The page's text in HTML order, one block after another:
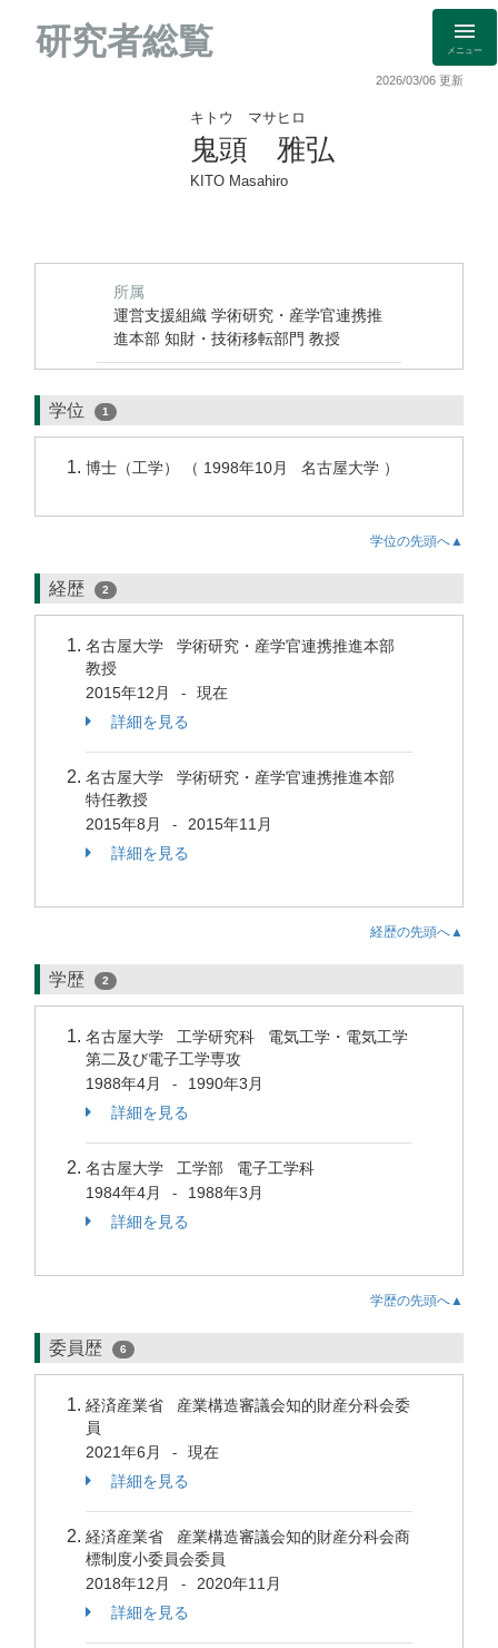
研究者総覧 メニュー
2026/03/06 更新
キトウ マサヒロ
鬼頭 雅弘
KITO Masahiro
所属
運営支援組織 学術研究・産学官連携推
進本部 知財・技術移転部門 教授
学位 1
博士（工学） （ 1998年10月 名古屋大学 ）
学位の先頭へ▲
経歴 2
名古屋大学 学術研究・産学官連携推進本部
教授
2015年12月
-
現在
詳細を見る
名古屋大学 学術研究・産学官連携推進本部
特任教授
2015年8月
-
2015年11月
詳細を見る
経歴の先頭へ▲
学歴 2
名古屋大学 工学研究科 電気工学・電気工学
第二及び電子工学専攻
1988年4月
-
1990年3月
詳細を見る
名古屋大学 工学部 電子工学科
1984年4月
-
1988年3月
詳細を見る
学歴の先頭へ▲
委員歴 6
経済産業省 産業構造審議会知的財産分科会委
員
2021年6月
-
現在
詳細を見る
経済産業省 産業構造審議会知的財産分科会商
標制度小委員会委員
2018年12月
-
2020年11月
詳細を見る